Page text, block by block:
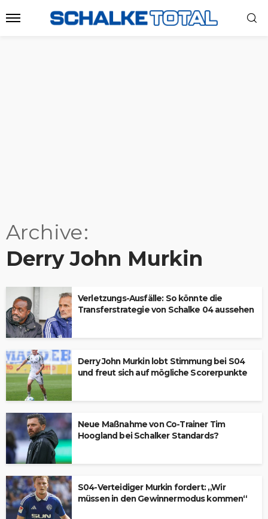
Archive
Derry John Murkin
Verletzungs-Ausfälle: So könnte die
Transferstrategie von Schalke 04 aussehen
Derry John Murkin lobt Stimmung bei S04
und freut sich auf mögliche Scorerpunkte
Neue Maßnahme von Co-Trainer Tim
Hoogland bei Schalker Standards?
S04-Verteidiger Murkin fordert: „Wir
müssen in den Gewinnermodus kommen“